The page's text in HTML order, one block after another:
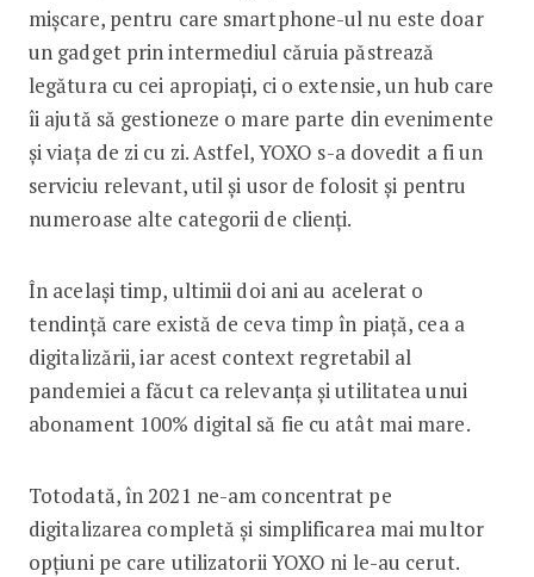
mișcare, pentru care smartphone-ul nu este doar
un gadget prin intermediul căruia păstrează
legătura cu cei apropiați, ci o extensie, un hub care
îi ajută să gestioneze o mare parte din evenimente
și viața de zi cu zi. Astfel, YOXO s-a dovedit a fi un
serviciu relevant, util și usor de folosit și pentru
numeroase alte categorii de clienți.
În același timp, ultimii doi ani au acelerat o
tendinţă care există de ceva timp în piaţă, cea a
digitalizării, iar acest context regretabil al
pandemiei a făcut ca relevanța și utilitatea unui
abonament 100% digital să fie cu atât mai mare.
Totodată, în 2021 ne-am concentrat pe
digitalizarea completă și simplificarea mai multor
opțiuni pe care utilizatorii YOXO ni le-au cerut.